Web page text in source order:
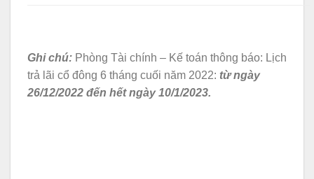
Ghi chú: Phòng Tài chính – Kế toán thông báo: Lịch
trả lãi cổ đông 6 tháng cuối năm 2022: từ ngày
26/12/2022 đến hết ngày 10/1/2023.